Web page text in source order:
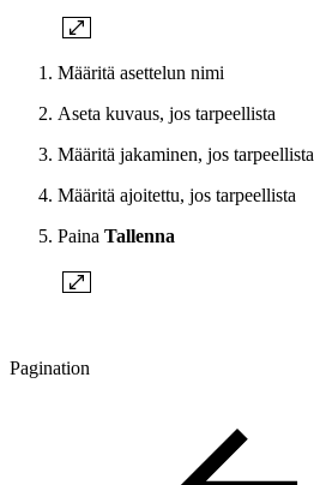
Määritä asettelun nimi
Aseta kuvaus, jos tarpeellista
Määritä jakaminen, jos tarpeellista
Määritä ajoitettu, jos tarpeellista
Paina Tallenna
Pagination